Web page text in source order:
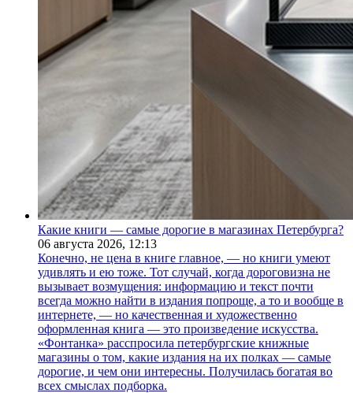
Какие книги — самые дорогие в магазинах Петербурга?
06 августа 2026, 12:13
Конечно, не цена в книге главное, — но книги умеют
удивлять и ею тоже. Тот случай, когда дороговизна не
вызывает возмущения: информацию и текст почти
всегда можно найти в издания попроще, а то и вообще в
интернете, — но качественная и художественно
оформленная книга — это произведение искусства.
«Фонтанка» расспросила петербургские книжные
магазины о том, какие издания на их полках — самые
дорогие, и чем они интересны. Получилась богатая во
всех смыслах подборка.